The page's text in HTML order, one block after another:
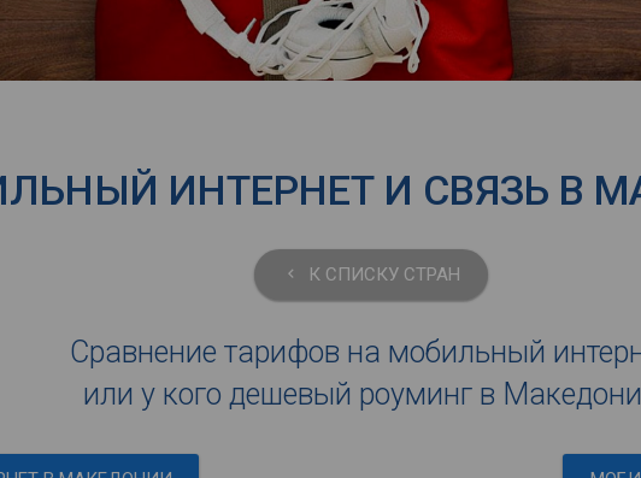
ИНТЕРНЕТ И СВЯЗЬ В
keyboard_arrow_left К СПИСКУ СТРАН
Сравнение тарифов на мобильный
или у кого дешевый роуминг в